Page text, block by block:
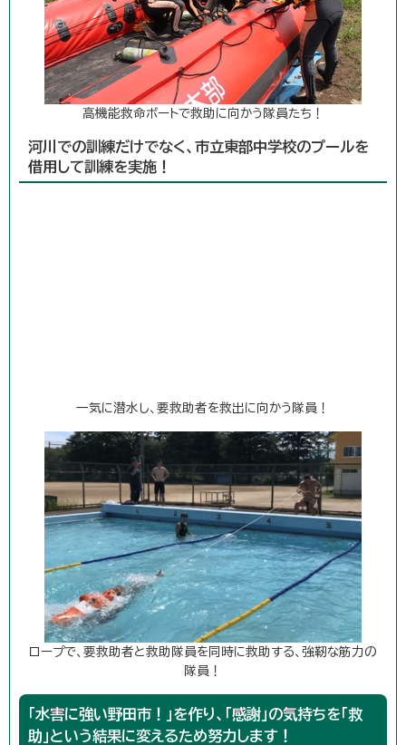
高機能救命ボートで救助に向かう隊員たち！
河川での訓練だけでなく、市立東部中学校のプールを
借用して訓練を実施！
一気に潜水し、要救助者を救出に向かう隊員！
ロープで、要救助者と救助隊員を同時に救助する、強靭な筋力の
隊員！
「水害に強い野田市！」を作り、「感謝」の気持ちを「救
助」という結果に変えるため努力します！